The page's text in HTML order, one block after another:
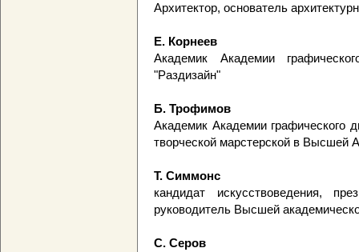
Архитектор, основатель
Е. Корнеев
Академик Академии
"Раздизайн"
Б. Трофимов
Академик Академии графического
творческой марстерской в Высшей
Т. Симмонс
кандидат искусствоведения,
руководитель Высшей
С. Серов